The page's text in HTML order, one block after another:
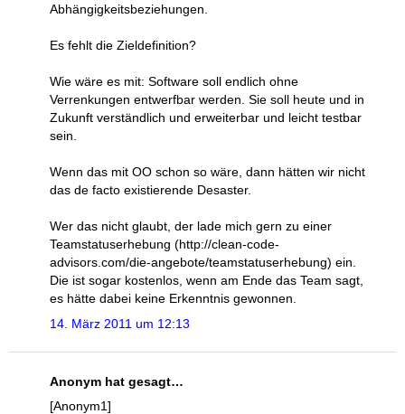
Abhängigkeitsbeziehungen.
Es fehlt die Zieldefinition?
Wie wäre es mit: Software soll endlich ohne
Verrenkungen entwerfbar werden. Sie soll heute und in
Zukunft verständlich und erweiterbar und leicht testbar
sein.
Wenn das mit OO schon so wäre, dann hätten wir nicht
das de facto existierende Desaster.
Wer das nicht glaubt, der lade mich gern zu einer
Teamstatuserhebung (http://clean-code-
advisors.com/die-angebote/teamstatuserhebung) ein.
Die ist sogar kostenlos, wenn am Ende das Team sagt,
es hätte dabei keine Erkenntnis gewonnen.
14. März 2011 um 12:13
Anonym hat gesagt…
[Anonym1]